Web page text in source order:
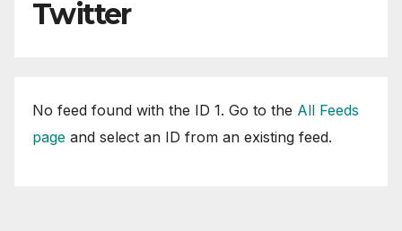
Twitter
No feed found with the ID 1. Go to the All Feeds
page and select an ID from an existing feed.